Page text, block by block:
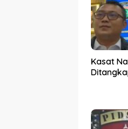
Kasat